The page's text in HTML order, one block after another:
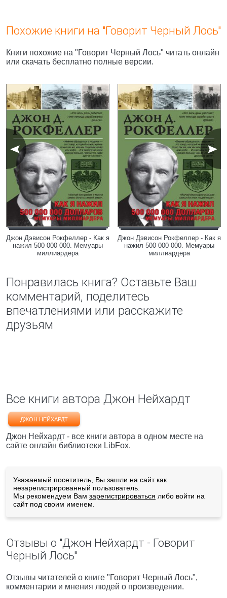
Похожие книги на "Говорит Черный Лось"
Книги похожие на "Говорит Черный Лось" читать онлайн
или скачать бесплатно полные версии.
Джон Дэвисон Рокфеллер - Как я
нажил 500 000 000. Мемуары
миллиардера
Джон Дэвисон Рокфеллер - Как я
нажил 500 000 000. Мемуары
миллиардера
Понравилась книга? Оставьте Ваш
комментарий, поделитесь
впечатлениями или расскажите
друзьям
Все книги автора Джон Нейхардт
ДЖОН НЕЙХАРДТ
Джон Нейхардт - все книги автора в одном месте на
сайте онлайн библиотеки LibFox.
Уважаемый посетитель, Вы зашли на сайт как
незарегистрированный пользователь.
Мы рекомендуем Вам зарегистрироваться либо войти на
сайт под своим именем.
Отзывы о "Джон Нейхардт - Говорит
Черный Лось"
Отзывы читателей о книге "Говорит Черный Лось",
комментарии и мнения людей о произведении.